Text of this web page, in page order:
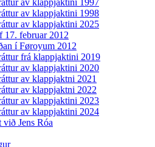
av klappjaktini 1997
av klappjaktini 1998
av klappjaktini 2025
17. februar 2012
í Føroyum 2012
frá klappjaktini 2019
av klappjaktini 2020
av klappjaktni 2021
av klappjaktni 2022
av klappjaktini 2023
av klappjaktini 2024
við Jens Róa